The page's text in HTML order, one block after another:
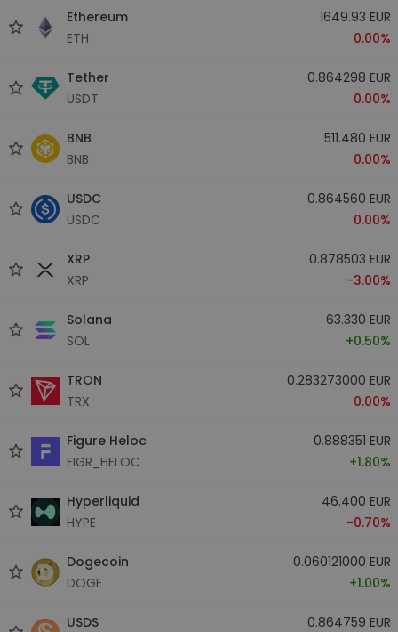
Ethereum
ETH
1649.93 EUR
0.00%
Tether
USDT
0.864298 EUR
0.00%
BNB
BNB
511.480 EUR
0.00%
USDC
USDC
0.864560 EUR
0.00%
XRP
XRP
0.878503 EUR
-3.00%
Solana
SOL
63.330 EUR
+0.50%
TRON
TRX
0.283273000 EUR
0.00%
Figure Heloc
FIGR_HELOC
0.888351 EUR
+1.80%
Hyperliquid
HYPE
46.400 EUR
-0.70%
Dogecoin
DOGE
0.060121000 EUR
+1.00%
USDS
0.864759 EUR